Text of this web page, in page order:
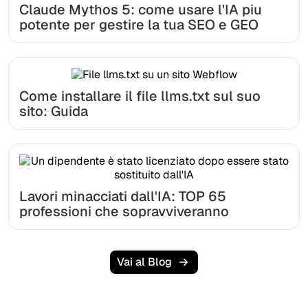
Claude Mythos 5: come usare l'IA piu
potente per gestire la tua SEO e GEO
Come installare il file llms.txt sul suo
sito: Guida
Lavori minacciati dall'IA: TOP 65
professioni che sopravviveranno
Vai al Blog